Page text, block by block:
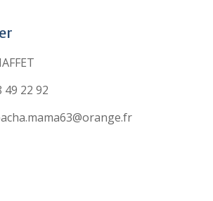
49 22 92